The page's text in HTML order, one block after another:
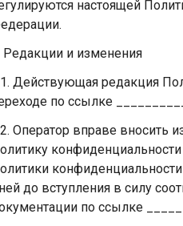
настоящей
Редакции и изменения
Действующая редакция
по ссылке
Оператор вправе вносить
до вступления в силу
по ссылке